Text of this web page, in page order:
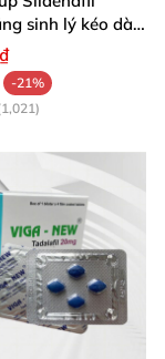
sinh lý kéo dài
giới
-21%